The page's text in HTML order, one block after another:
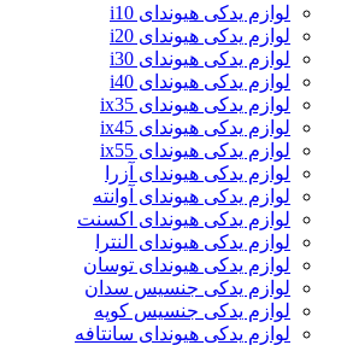
لوازم یدکی هیوندای i10
لوازم یدکی هیوندای i20
لوازم یدکی هیوندای i30
لوازم یدکی هیوندای i40
لوازم یدکی هیوندای ix35
لوازم یدکی هیوندای ix45
لوازم یدکی هیوندای ix55
لوازم یدکی هیوندای آزرا
لوازم یدکی هیوندای آوانته
لوازم یدکی هیوندای اکسنت
لوازم یدکی هیوندای النترا
لوازم یدکی هیوندای توسان
لوازم یدکی جنسیس سدان
لوازم یدکی جنسیس کوپه
لوازم یدکی هیوندای سانتافه